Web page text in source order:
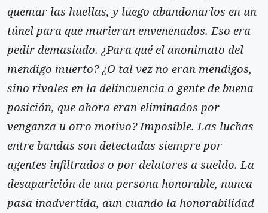
quemar las huellas, y luego abandonarlos en un
túnel para que murieran envenenados. Eso era
pedir demasiado. ¿Para qué el anonimato del
mendigo muerto? ¿O tal vez no eran mendigos,
sino rivales en la delincuencia o gente de buena
posición, que ahora eran eliminados por
venganza u otro motivo? Imposible. Las luchas
entre bandas son detectadas siempre por
agentes infiltrados o por delatores a sueldo. La
desaparición de una persona honorable, nunca
pasa inadvertida, aun cuando la honorabilidad